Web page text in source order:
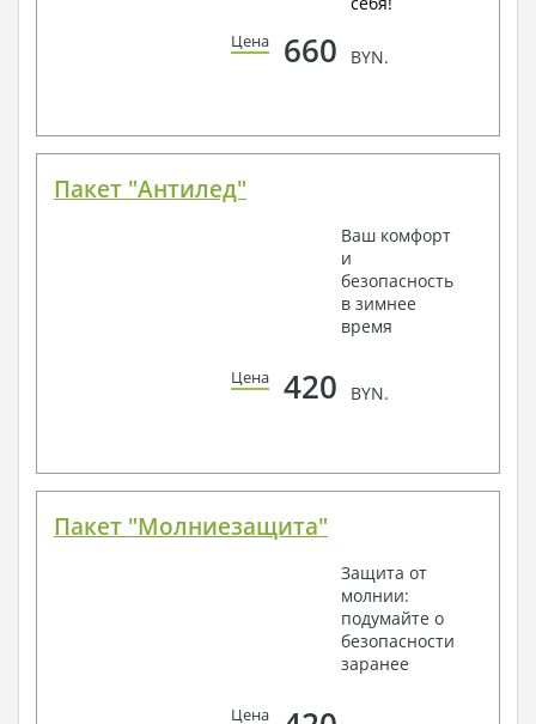
Цена 660 BYN.
Пакет "Антилед"
Ваш комфорт
и
безопасность
в зимнее
время
Цена 420 BYN.
Пакет "Молниезащита"
Защита от
молнии:
подумайте о
безопасности
заранее
Цена